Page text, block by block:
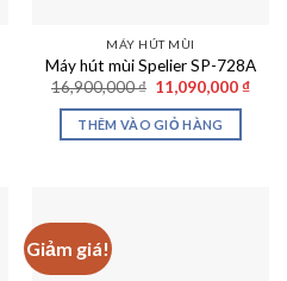
MÁY HÚT MÙI
Máy hút mùi Spelier SP-728A
16,900,000₫ Giá
gốc
là:
16,900,000 ₫.
11,090,000 ₫Giá
THÊM VÀO GIỎ HÀNG
Giảm giá!